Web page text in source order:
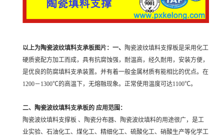
以上为陶瓷波纹填料支承板图片：一、
陶瓷波纹填料支撑板是采用化工
硬质瓷配方加工而成，具有抗腐蚀强，耐温高，经久耐用，安装方便，
是优良的防腐填料支承装置。并有着一般金属材质有能相比的优点。在
1200－1300℃的高温下，无熔融现象。正常使用温度可达1100℃。
二、 陶瓷波纹填料支承板的 应用范围 ：
陶瓷波纹填料支撑板 、陶瓷分布器、陶瓷波纹填料的用途很广，是工
业实验、石油化工、煤化工、精细化工、硫酸化工、硝酸生产等化学工